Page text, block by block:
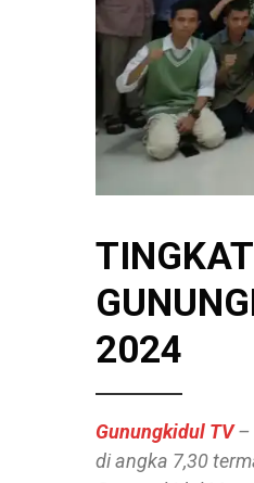
2024
Gunungkidul TV–
di angka 7,30